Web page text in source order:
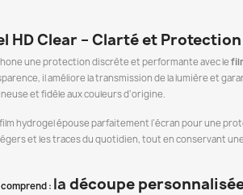
HD Clear – Clarté et
une protection discrète et performante avec le
il améliore la transmission de la lumière et
et fidèle aux couleurs d’origine.
hydrogel épouse parfaitement l’écran pour une
et les traces du quotidien, tout en conservant
: la découpe